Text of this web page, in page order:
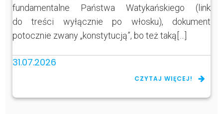
fundamentalne Państwa Watykańskiego (link
do treści wyłącznie po włosku), dokument
potocznie zwany „konstytucją”, bo też taką[…]
31.07.2026
CZYTAJ WIĘCEJ!